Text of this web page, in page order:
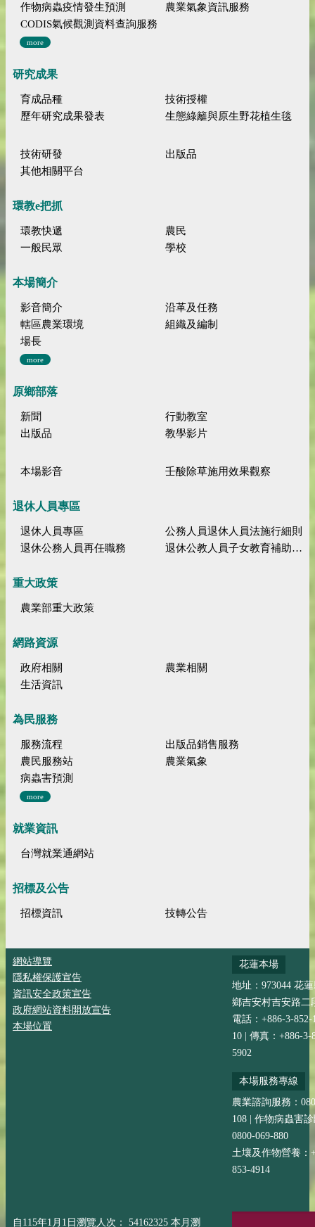
作物病蟲疫情發生預測
農業氣象資訊服務
CODIS氣候觀測資料查詢服務
more
研究成果
育成品種
技術授權
歷年研究成果發表
生態綠籬與原生野花植生毯
技術研發
出版品
其他相關平台
環教e把抓
環教快遞
農民
一般民眾
學校
本場簡介
影音簡介
沿革及任務
轄區農業環境
組織及編制
場長
more
原鄉部落
新聞
行動教室
出版品
教學影片
本場影音 壬酸除草施用效果觀察
退休人員專區
退休人員專區
公務人員退休人員法施行細則
退休公務人員再任職務
退休公教人員子女教育補助規定
重大政策
農業部重大政策
網路資源
政府相關
農業相關
生活資訊
為民服務
服務流程
出版品銷售服務
農民服務站
農業氣象
病蟲害預測
more
就業資訊
台灣就業通網站
招標及公告
招標資訊 技轉公告
網站導覽
隱私權保護宣告
資訊安全政策宣告
政府網站資料開放宣告
本場位置
花蓮本場
地址：973044 花
鄉吉安村吉安路二
電話：+886-3-852-
10 | 傳真：+886-3-
5902
本場服務專線
農業諮詢服務：
108 | 作物病蟲害
0800-069-880
土壤及作物營養：
853-4914
自115年1月1日瀏覽人次： 54162325 本月瀏